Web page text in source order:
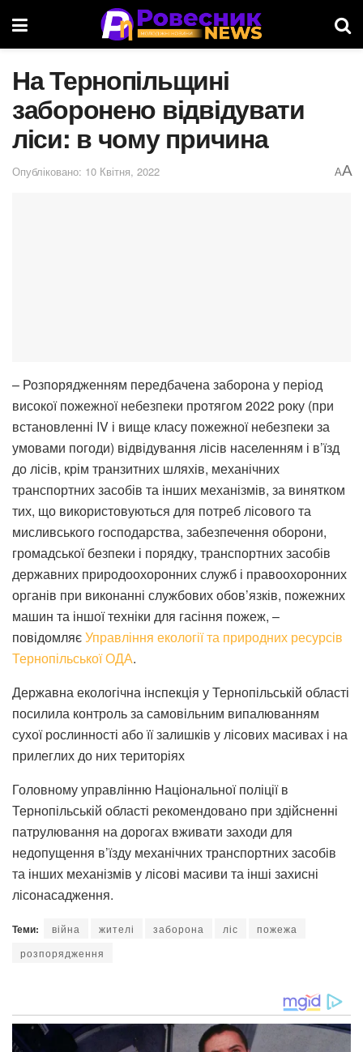
На Тернопільщині
заборонено відвідувати
ліси: в чому причина
Опубліковано: 10 Квітня, 2022 AA
– Розпорядженням передбачена заборона у період
високої пожежної небезпеки протягом 2022 року (при
встановленні IV і вище класу пожежної небезпеки за
умовами погоди) відвідування лісів населенням і в’їзд
до лісів, крім транзитних шляхів, механічних
транспортних засобів та інших механізмів, за винятком
тих, що використовуються для потреб лісового та
мисливського господарства, забезпечення оборони,
громадської безпеки і порядку, транспортних засобів
державних природоохоронних служб і правоохоронних
органів при виконанні службових обов’язків, пожежних
машин та іншої техніки для гасіння пожеж, –
повідомляєУправління екології та природних ресурсів
Тернопільської ОДА.
Державна екологічна інспекція у Тернопільській області
посилила контроль за самовільним випалюванням
сухої рослинності або її залишків у лісових масивах і на
прилеглих до них територіях
Головному управлінню Національної поліції в
Тернопільській області рекомендовано при здійсненні
патрулювання на дорогах вживати заходи для
недопущення в’їзду механічних транспортних засобів
та інших механізмів у лісові масиви та інші захисні
лісонасадження.
Теми: війна жителі заборона ліс
пожежа
розпорядження